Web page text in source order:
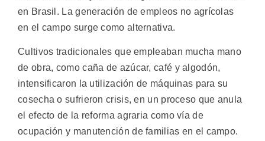
en Brasil. La generación de empleos no agrícolas
en el campo surge como alternativa.
Cultivos tradicionales que empleaban mucha mano
de obra, como caña de azúcar, café y algodón,
intensificaron la utilización de máquinas para su
cosecha o sufrieron crisis, en un proceso que anula
el efecto de la reforma agraria como vía de
ocupación y manutención de familias en el campo.